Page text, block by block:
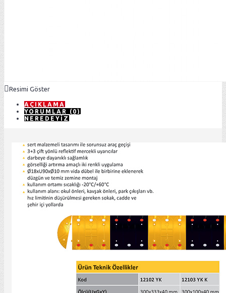
Resimi Göster
AÇIKLAMA
YORUMLAR (0)
NEREDEYIZ